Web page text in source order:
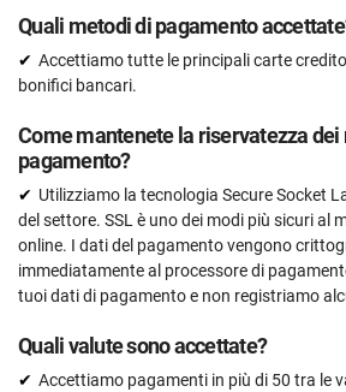
Quali metodi di pagamento
Accettiamo tutte le principali carte
bonifici bancari.
Come mantenete la riservatezza dei
pagamento?
Utilizziamo la tecnologia Secure Socket
del settore. SSL è uno dei modi più sicuri al
online. I dati del pagamento vengono
immediatamente al processore di
tuoi dati di pagamento e non registriamo
Quali valute sono accettate?
Accettiamo pagamenti in più di 50 tra le